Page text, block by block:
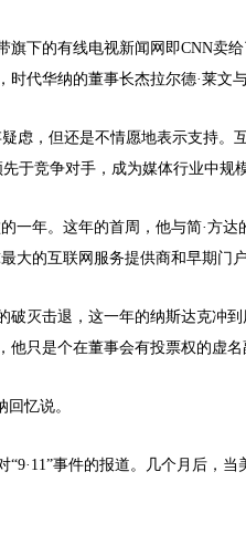
旗下的有线电视新闻网即CNN卖
代华纳的董事长杰拉尔德·莱文
虑，但还是不情愿地表示支持。
于竞争对手，成为媒体行业中规
一年。这年的首周，他与简·方
大的互联网服务提供商和早期门
破灭击退，这一年的纳斯达克冲
只是个在董事会有投票权的虚名
忆说。
事件的报道。几个月后，